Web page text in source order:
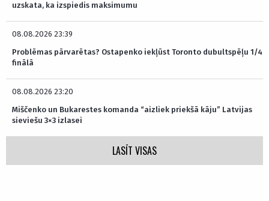
uzskata, ka izspiedis maksimumu
08.08.2026 23:39
Problēmas pārvarētas? Ostapenko iekļūst Toronto dubultspēļu 1/4
finālā
08.08.2026 23:20
Miščenko un Bukarestes komanda “aizliek priekšā kāju” Latvijas
sieviešu 3×3 izlasei
LASĪT VISAS